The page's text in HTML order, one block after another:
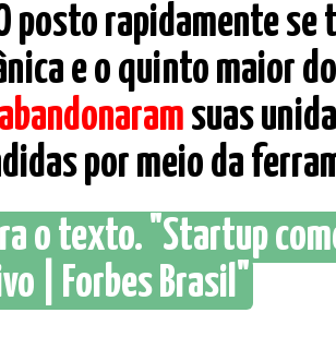
posto rapidamente
e o quinto maior
abandonaramsuas
por meio da
o texto. "Startup
| Forbes Brasil"